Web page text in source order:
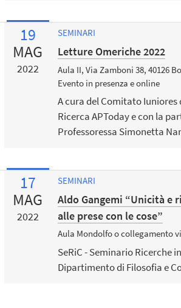
19
MAG
2022
SEMINARI
Letture Omeriche 2022
Aula II, Via Zamboni 38, 40126
Evento in presenza e online
A cura del Comitato Iuniores
Ricerca APToday e con la
Professoressa Simonetta
17
MAG
2022
SEMINARI
Aldo Gangemi “Unicità e
alle prese con le cose”
Aula Mondolfo o collegamento
SeRiC - Seminario Ricerche
Dipartimento di Filosofia e